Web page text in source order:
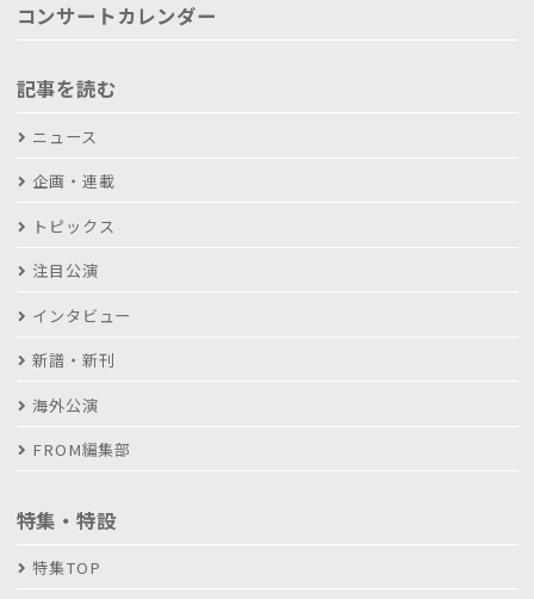
コンサートカレンダー
記事を読む
ニュース
企画・連載
トピックス
注目公演
インタビュー
新譜・新刊
海外公演
FROM編集部
特集・特設
特集TOP